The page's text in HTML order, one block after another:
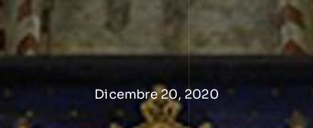
Salta
al
contenuto
Dicembre 20, 2020